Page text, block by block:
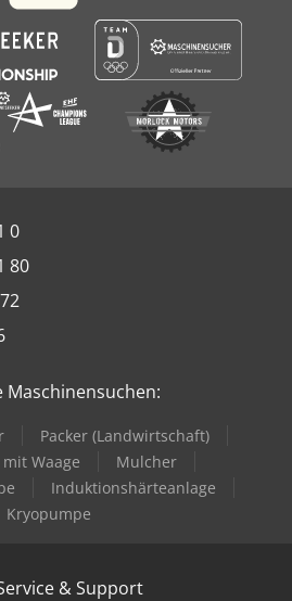
0
80
Maschinensuchen:
Packer (Landwirtschaft)
Waage
Mulcher
Induktionshärteanlage
Kryopumpe
& Support